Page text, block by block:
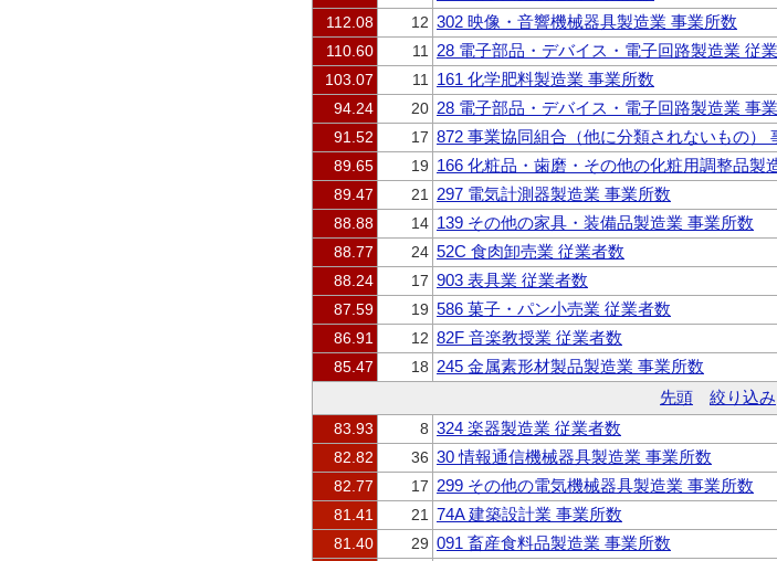
112.08
12 302 映像・音響機械器具製造業 事業所数
110.60
11 28 電子部品・デバイス・電子回路製造業 従
103.07
11 161 化学肥料製造業 事業所数
94.24
20 28 電子部品・デバイス・電子回路製造業 事
91.52
17 872 事業協同組合（他に分類されないもの）
89.65
19 166 化粧品・歯磨・その他の化粧用調整品製
89.47
21 297 電気計測器製造業 事業所数
88.88
14 139 その他の家具・装備品製造業 事業所数
88.77
24 52C 食肉卸売業 従業者数
88.24
17 903 表具業 従業者数
87.59
19 586 菓子・パン小売業 従業者数
86.91
12 82F 音楽教授業 従業者数
85.47
18 245 金属素形材製品製造業 事業所数
先頭 絞り込み
83.93 8 324 楽器製造業 従業者数
82.82
36 30 情報通信機械器具製造業 事業所数
82.77
17 299 その他の電気機械器具製造業 事業所数
81.41
21 74A 建築設計業 事業所数
81.40
29 091 畜産食料品製造業 事業所数